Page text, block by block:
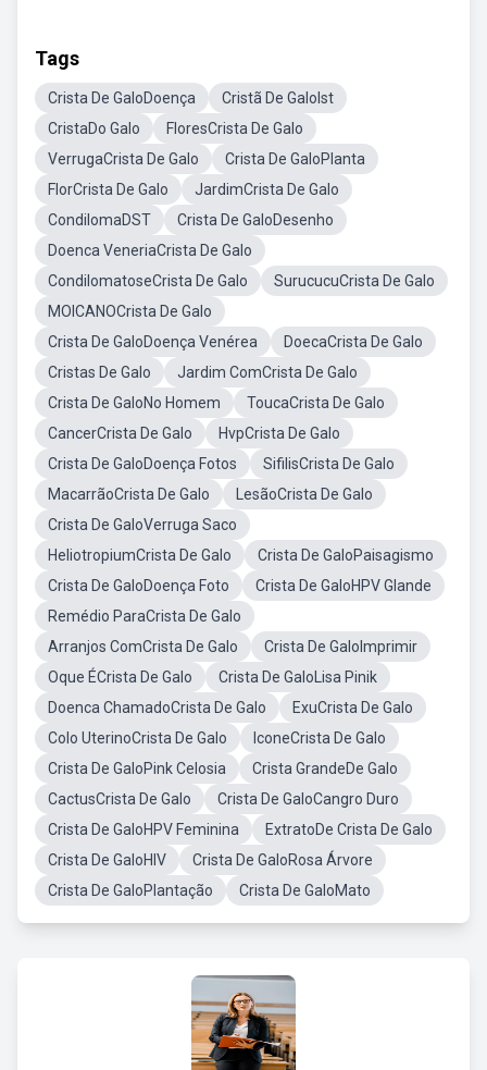
Tags
Crista De GaloDoença
Cristã De GaloIst
CristaDo Galo
FloresCrista De Galo
VerrugaCrista De Galo
Crista De GaloPlanta
FlorCrista De Galo
JardimCrista De Galo
CondilomaDST
Crista De GaloDesenho
Doenca VeneriaCrista De Galo
CondilomatoseCrista De Galo
SurucucuCrista De Galo
MOICANOCrista De Galo
Crista De GaloDoença Venérea
DoecaCrista De Galo
Cristas De Galo
Jardim ComCrista De Galo
Crista De GaloNo Homem
ToucaCrista De Galo
CancerCrista De Galo
HvpCrista De Galo
Crista De GaloDoença Fotos
SifilisCrista De Galo
MacarrãoCrista De Galo
LesãoCrista De Galo
Crista De GaloVerruga Saco
HeliotropiumCrista De Galo
Crista De GaloPaisagismo
Crista De GaloDoença Foto
Crista De GaloHPV Glande
Remédio ParaCrista De Galo
Arranjos ComCrista De Galo
Crista De GaloImprimir
Oque ÉCrista De Galo
Crista De GaloLisa Pinik
Doenca ChamadoCrista De Galo
ExuCrista De Galo
Colo UterinoCrista De Galo
IconeCrista De Galo
Crista De GaloPink Celosia
Crista GrandeDe Galo
CactusCrista De Galo
Crista De GaloCangro Duro
Crista De GaloHPV Feminina
ExtratoDe Crista De Galo
Crista De GaloHIV
Crista De GaloRosa Árvore
Crista De GaloPlantação
Crista De GaloMato